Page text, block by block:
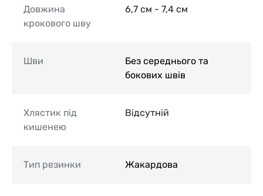
Довжина
крокового шву
6,7 см - 7,4 см
Шви
Без середнього та
бокових швів
Хлястик під
кишенею
Відсутній
Тип резинки Жакардова